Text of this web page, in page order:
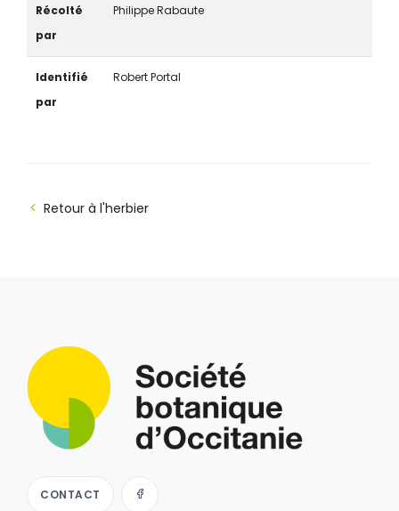
Récolté
par
Philippe Rabaute
Identifié
par
Robert Portal
Retour à l'herbier
CONTACT